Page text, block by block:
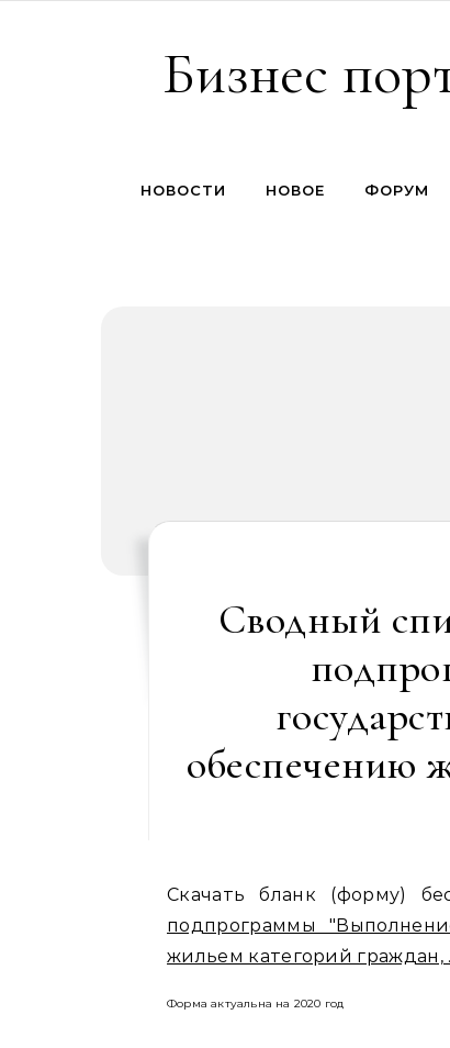
Бизнес
НОВОСТИ НОВОЕ ФОРУМ
Сводный
обеспечению
Скачать бланк (форму)
подпрограммы
жильем категорий граждан,
Форма актуальна на 2020 год